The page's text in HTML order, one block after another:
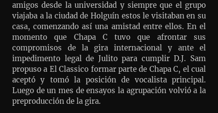
amigos desde la universidad y siempre que el grupo
viajaba a la ciudad de Holguín estos le visitaban en su
casa, comenzando así una amistad entre ellos. En el
momento que Chapa C tuvo que afrontar sus
compromisos de la gira internacional y ante el
impedimento legal de Julito para cumplir D.J. Sam
propuso a El Classico formar parte de Chapa C, el cual
aceptó y tomó la posición de vocalista principal.
Luego de un mes de ensayos la agrupación volvió a la
preproducción de la gira.